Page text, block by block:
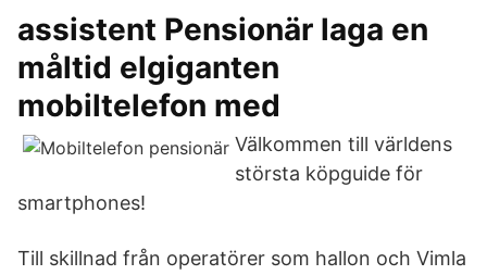
assistent Pensionär laga en
måltid elgiganten
mobiltelefon med
Välkommen till världens
största köpguide för
smartphones!
Till skillnad från operatörer som hallon och Vimla